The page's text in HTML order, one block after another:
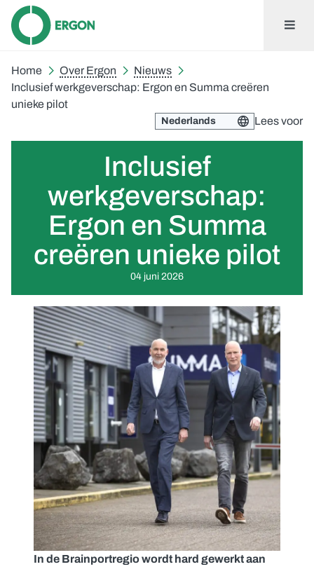
Home Over Ergon
Nieuws
Inclusief werkgeverschap: Ergon en Summa creëren
unieke pilot
Lees voor
Inclusief
werkgeverschap:
Ergon en Summa
creëren unieke pilot
04 juni 2026
In de Brainportregio wordt hard gewerkt aan